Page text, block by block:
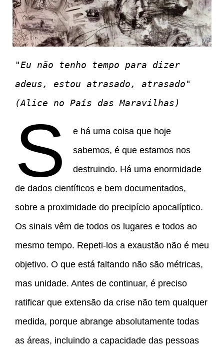
"Eu não tenho tempo para dizer
adeus, estou atrasado, atrasado"
(Alice no País das Maravilhas)
S
e há uma coisa que hoje
sabemos, é que estamos nos
destruindo. Há uma enormidade
de dados científicos e bem documentados,
sobre a proximidade do precipício apocalíptico.
Os sinais vêm de todos os lugares e todos ao
mesmo tempo. Repeti-los a exaustão não é meu
objetivo. O que está faltando não são métricas,
mas unidade. Antes de continuar, é preciso
ratificar que extensão da crise não tem qualquer
medida, porque abrange absolutamente todas
as áreas, incluindo a capacidade das pessoas